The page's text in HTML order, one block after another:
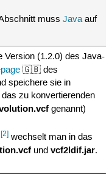
mussJavaauf
Version (1.2.0) des Java-
🇬🇧 des
speichere sie in
zu konvertierenden
genannt)
[2] wechselt man in das
undvcf2ldif.jar.